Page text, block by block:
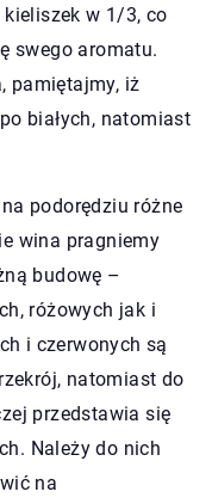
w 1/3, co
swego aromatu.
pamiętajmy, iż
białych, natomiast
podorędziu różne
wina pragniemy
budowę –
różowych jak i
i czerwonych są
natomiast do
przedstawia się
Należy do nich
na